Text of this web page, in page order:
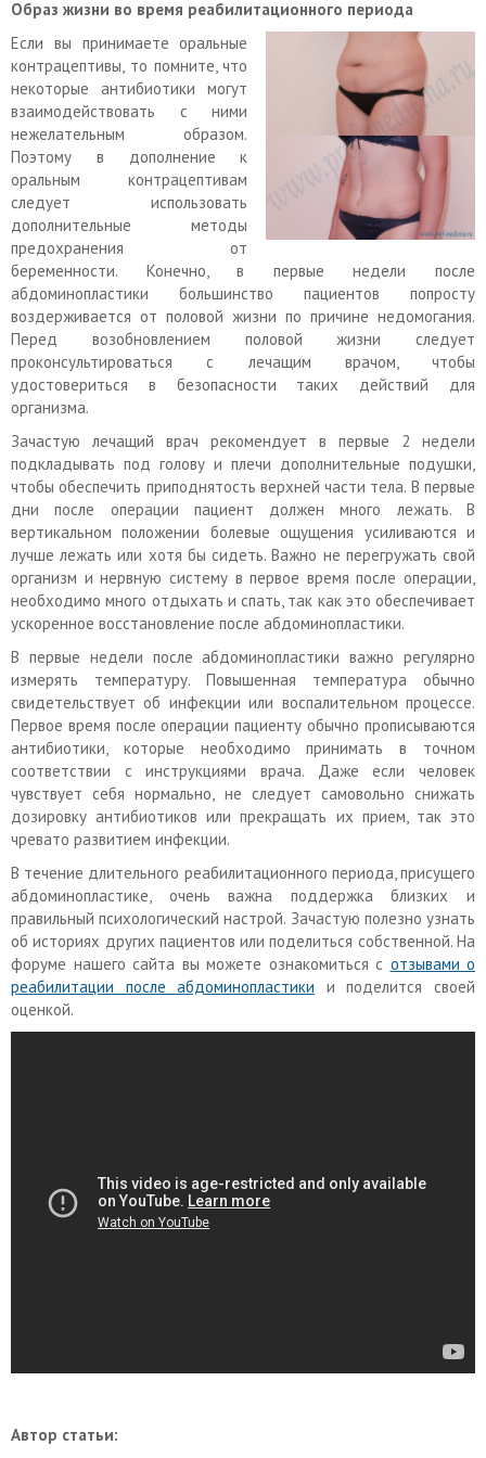
Образ жизни во время реабилитационного периода
Если вы принимаете оральные
контрацептивы, то помните, что
некоторые антибиотики могут
взаимодействовать с ними
нежелательным образом.
Поэтому в дополнение к
оральным контрацептивам
следует использовать
дополнительные методы
предохранения от
беременности. Конечно, в первые недели после
абдоминопластики большинство пациентов попросту
воздерживается от половой жизни по причине недомогания.
Перед возобновлением половой жизни следует
проконсультироваться с лечащим врачом, чтобы
удостовериться в безопасности таких действий для
организма.
Зачастую лечащий врач рекомендует в первые 2 недели
подкладывать под голову и плечи дополнительные подушки,
чтобы обеспечить приподнятость верхней части тела. В первые
дни после операции пациент должен много лежать. В
вертикальном положении болевые ощущения усиливаются и
лучше лежать или хотя бы сидеть. Важно не перегружать свой
организм и нервную систему в первое время после операции,
необходимо много отдыхать и спать, так как это обеспечивает
ускоренное восстановление после абдоминопластики.
В первые недели после абдоминопластики важно регулярно
измерять температуру. Повышенная температура обычно
свидетельствует об инфекции или воспалительном процессе.
Первое время после операции пациенту обычно прописываются
антибиотики, которые необходимо принимать в точном
соответствии с инструкциями врача. Даже если человек
чувствует себя нормально, не следует самовольно снижать
дозировку антибиотиков или прекращать их прием, так это
чревато развитием инфекции.
В течение длительного реабилитационного периода, присущего
абдоминопластике, очень важна поддержка близких и
правильный психологический настрой. Зачастую полезно узнать
об историях других пациентов или поделиться собственной. На
форуме нашего сайта вы можете ознакомиться с отзывами о
реабилитации после абдоминопластики и поделится своей
оценкой.
Автор статьи: